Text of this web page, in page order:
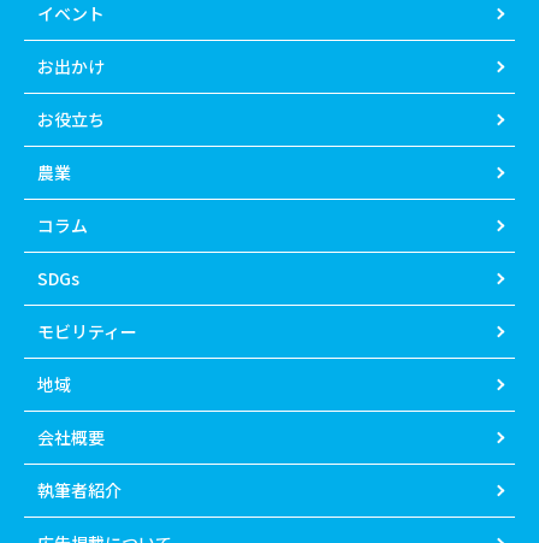
イベント
お出かけ
お役立ち
農業
コラム
SDGs
モビリティー
地域
会社概要
執筆者紹介